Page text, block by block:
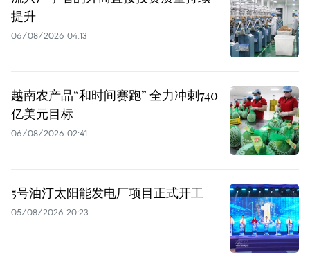
提升
06/08/2026 04:13
越南农产品“和时间赛跑” 全力冲刺740
亿美元目标
06/08/2026 02:41
5号油汀太阳能发电厂项目正式开工
05/08/2026 20:23